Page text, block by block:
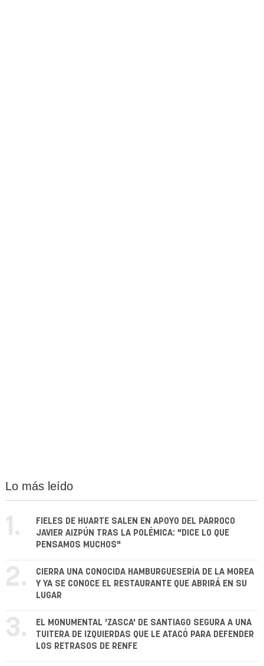
Lo más leído
1.
FIELES DE HUARTE SALEN EN APOYO DEL PÁRROCO
JAVIER AIZPÚN TRAS LA POLÉMICA: "DICE LO QUE
PENSAMOS MUCHOS"
2.
CIERRA UNA CONOCIDA HAMBURGUESERÍA DE LA MOREA
Y YA SE CONOCE EL RESTAURANTE QUE ABRIRÁ EN SU
LUGAR
3.
EL MONUMENTAL 'ZASCA' DE SANTIAGO SEGURA A UNA
TUITERA DE IZQUIERDAS QUE LE ATACÓ PARA DEFENDER
LOS RETRASOS DE RENFE